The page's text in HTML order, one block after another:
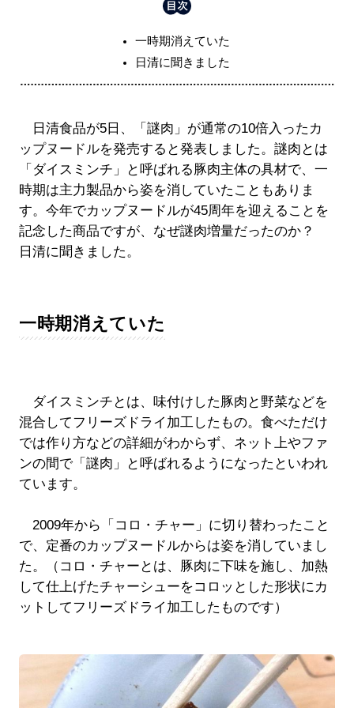
一時期消えていた
日清に聞きました
日清食品が5日、「謎肉」が通常の10倍入ったカ
ップヌードルを発売すると発表しました。謎肉とは
「ダイスミンチ」と呼ばれる豚肉主体の具材で、一
時期は主力製品から姿を消していたこともありま
す。今年でカップヌードルが45周年を迎えることを
記念した商品ですが、なぜ謎肉増量だったのか？
日清に聞きました。
一時期消えていた
ダイスミンチとは、味付けした豚肉と野菜などを
混合してフリーズドライ加工したもの。食べただけ
では作り方などの詳細がわからず、ネット上やファ
ンの間で「謎肉」と呼ばれるようになったといわれ
ています。
2009年から「コロ・チャー」に切り替わったこと
で、定番のカップヌードルからは姿を消していまし
た。（コロ・チャーとは、豚肉に下味を施し、加熱
して仕上げたチャーシューをコロッとした形状にカ
ットしてフリーズドライ加工したものです）